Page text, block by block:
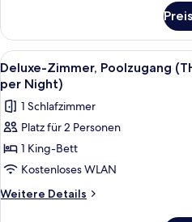
credit
per
Night)
anzeigen
Zimmer
(THB
1,500
Net
Resort
credit
per
Alle
Fotos
für
Deluxe-
Zimmer,
Poolzugang
(THB
1,500
5
Deluxe-Zimmer, Poolzugang
per Night)
1 Schlafzimmer
Platz für 2 Personen
1 King-Bett
Kostenloses WLAN
Weitere Details
Weitere